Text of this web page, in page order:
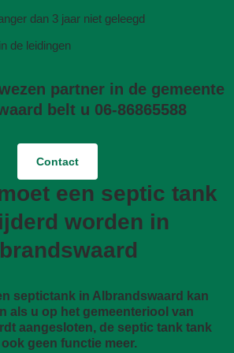
dan 3 jaar niet geleegd
de leidingen
partner in de gemeente
belt u 06-86865588
Contact
een septic tank
worden in
septictank in Albrandswaard kan
als u op het gemeenteriool van
aangesloten, de septic tank tank
geen functie meer.